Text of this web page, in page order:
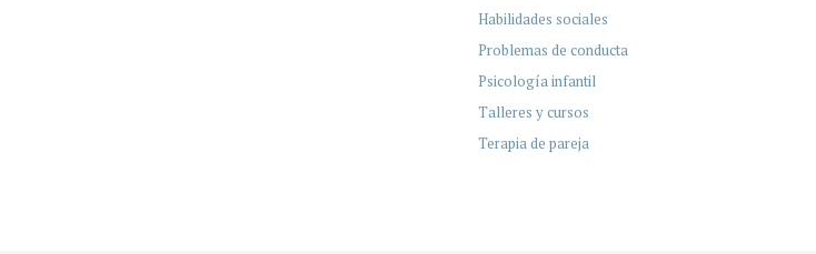
Habilidades sociales
Problemas de conducta
Psicología infantil
Talleres y cursos
Terapia de pareja